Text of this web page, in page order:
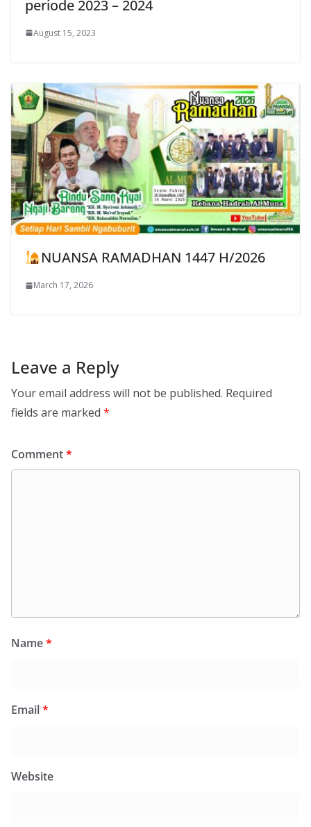
periode 2023 – 2024
August 15, 2023
NUANSA RAMADHAN 1447 H/2026
March 17, 2026
Leave a Reply
Your email address will not be published. Required
fields are marked *
Comment*
Name*
Email*
Website